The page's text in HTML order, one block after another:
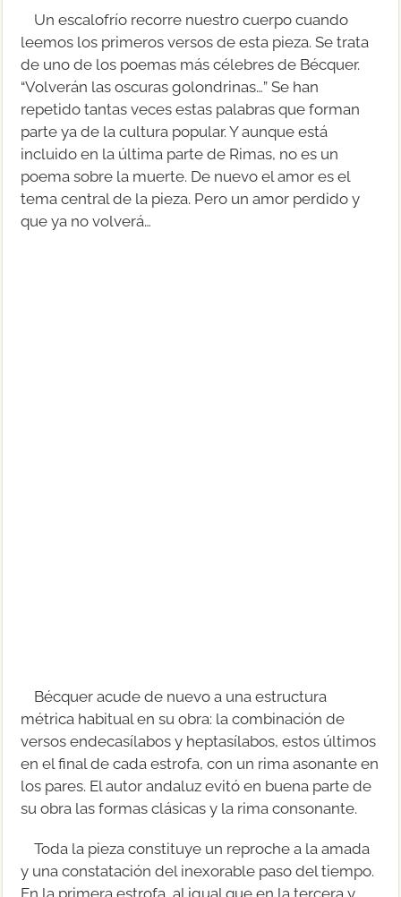
Un escalofrío recorre nuestro cuerpo cuando
leemos los primeros versos de esta pieza. Se trata
de uno de los poemas más célebres de Bécquer.
“Volverán las oscuras golondrinas…” Se han
repetido tantas veces estas palabras que forman
parte ya de la cultura popular. Y aunque está
incluido en la última parte de Rimas, no es un
poema sobre la muerte. De nuevo el amor es el
tema central de la pieza. Pero un amor perdido y
que ya no volverá…
Bécquer acude de nuevo a una estructura
métrica habitual en su obra: la combinación de
versos endecasílabos y heptasílabos, estos últimos
en el final de cada estrofa, con un rima asonante en
los pares. El autor andaluz evitó en buena parte de
su obra las formas clásicas y la rima consonante.
Toda la pieza constituye un reproche a la amada
y una constatación del inexorable paso del tiempo.
En la primera estrofa, al igual que en la tercera y